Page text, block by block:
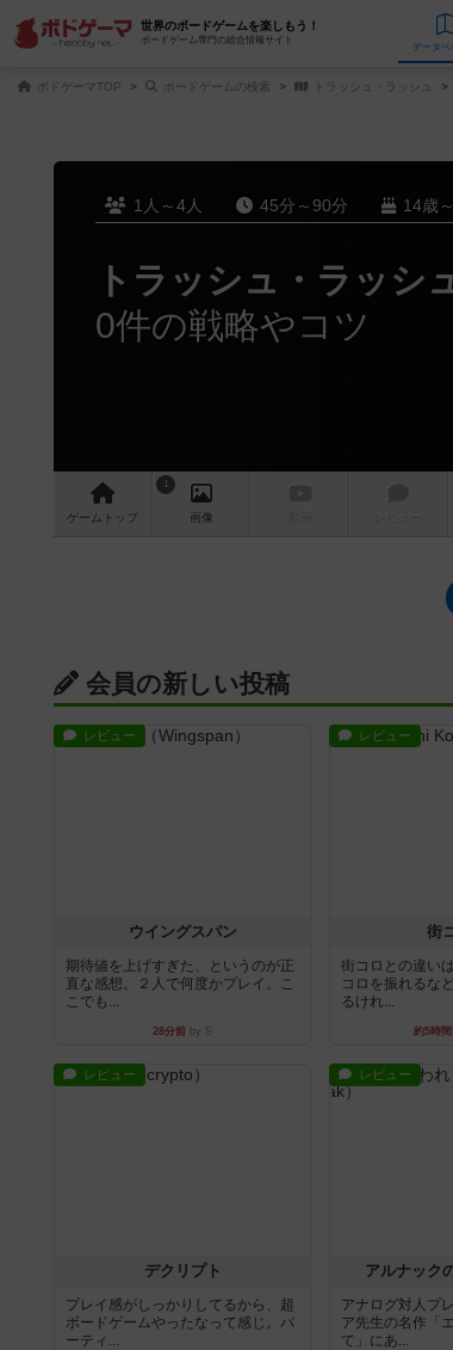
世界のボードゲームを楽しもう！
ボードゲーム専門の総合情報サイト
ボドゲーマTOP ボードゲームの検索 トラッシュ・ラッシュ
1人～4人 45分～90分 14歳～
トラッシュ・ラッシ
0件の戦略やコツ
ゲーム トップ
1
画像
会員の新しい投稿
レビュー
ウイングスパン
期待値を上げすぎた、というのが正
直な感想。２人で何度かプレイ。こ
こでも...
28分前 by S
レビュー
街
街コロとの違い
コロを振れるな
るけれ...
約5時間
レビュー
デクリプト
プレイ感がしっかりしてるから、超
ボードゲームやったなって感じ。パ
ーティ...
レビュー
アルナック
アナログ対人プ
ア先生の名作「
て」にあ...